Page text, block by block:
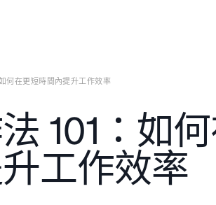
何在更短時間內提升工作效率
101：如
工作效率